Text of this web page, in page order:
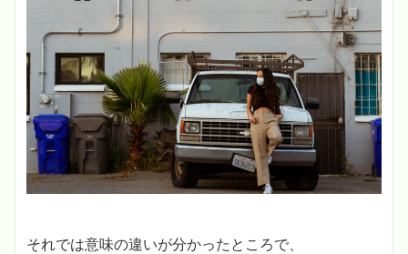
それでは意味の違いが分かったところで、